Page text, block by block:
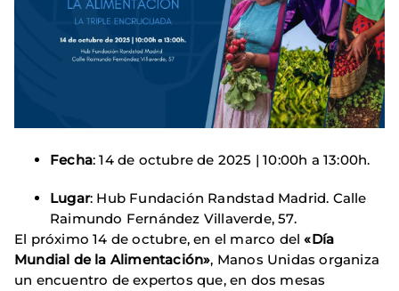
Fecha: 14 de octubre de 2025 | 10:00h a 13:00h.
Lugar: Hub Fundación Randstad Madrid. Calle
Raimundo Fernández Villaverde, 57.
El próximo 14 de octubre, en el marco del«Día
Mundial de la Alimentación», Manos Unidas organiza
un encuentro de expertos que, en dos mesas